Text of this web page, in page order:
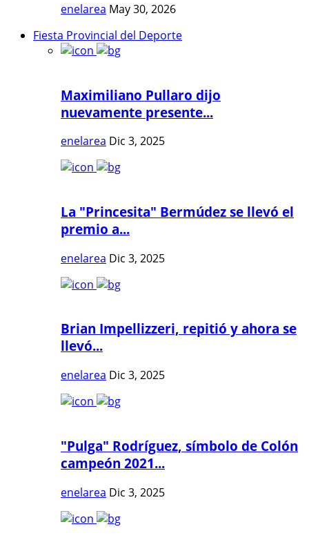
enelarea May 30, 2026
Fiesta Provincial del Deporte
Maximiliano Pullaro dijo
nuevamente presente...
enelarea Dic 3, 2025
La "Princesita" Bermúdez se llevó el
premio a...
enelarea Dic 3, 2025
Brian Impellizzeri, repitió y ahora se
llevó...
enelarea Dic 3, 2025
"Pulga" Rodríguez, símbolo de Colón
campeón 2021...
enelarea Dic 3, 2025